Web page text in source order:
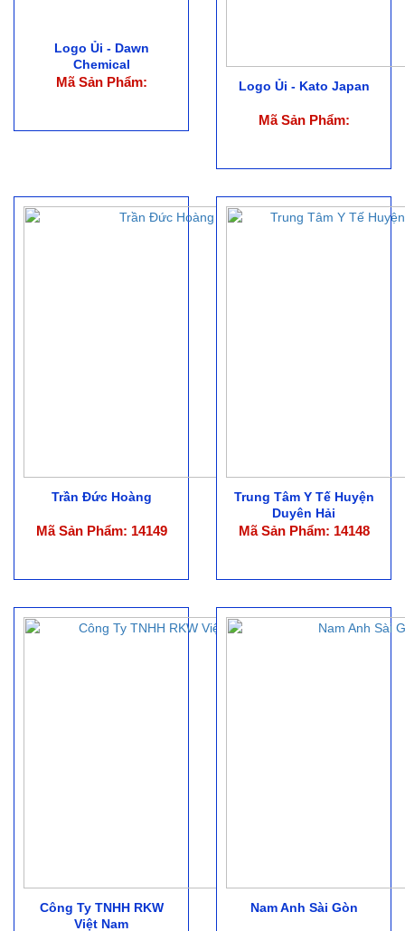
Logo Ủi - Dawn
Chemical
Mã Sản Phẩm: Logo Ủi - Kato Japan
Mã Sản Phẩm:
Trần Đức Hoàng
Mã Sản Phẩm: 14149
Trung Tâm Y Tế Huyện
Duyên Hải
Mã Sản Phẩm: 14148
Công Ty TNHH RKW
Việt Nam
Nam Anh Sài Gòn